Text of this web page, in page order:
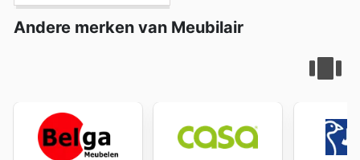
Andere merken van Meubilair